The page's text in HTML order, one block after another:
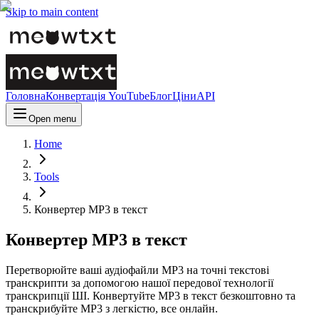
Skip to main content
ГоловнаКонвертація YouTubeБлогЦіниAPI
Open menu
Home
Tools
Конвертер MP3 в текст
Конвертер MP3 в текст
Перетворюйте ваші аудіофайли MP3 на точні текстові
транскрипти за допомогою нашої передової технології
транскрипції ШІ. Конвертуйте MP3 в текст безкоштовно та
транскрибуйте MP3 з легкістю, все онлайн.